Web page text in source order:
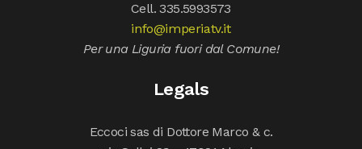
Cell. 335.5993573
info@imperiatv.it
Per una Liguria fuori dal Comune!
Legals
Eccoci sas di Dottore Marco & c.